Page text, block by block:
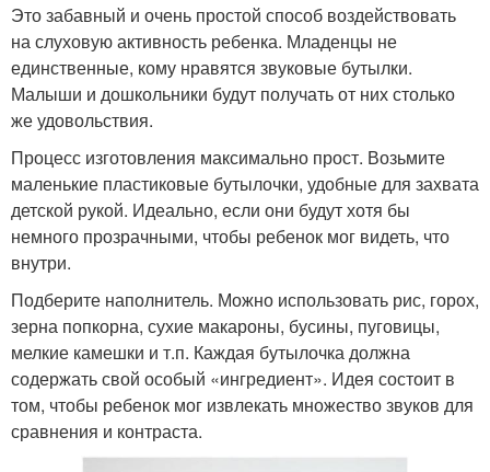
Это забавный и очень простой способ воздействовать
на слуховую активность ребенка. Младенцы не
единственные, кому нравятся звуковые бутылки.
Малыши и дошкольники будут получать от них столько
же удовольствия.
Процесс изготовления максимально прост. Возьмите
маленькие пластиковые бутылочки, удобные для захвата
детской рукой. Идеально, если они будут хотя бы
немного прозрачными, чтобы ребенок мог видеть, что
внутри.
Подберите наполнитель. Можно использовать рис, горох,
зерна попкорна, сухие макароны, бусины, пуговицы,
мелкие камешки и т.п. Каждая бутылочка должна
содержать свой особый «ингредиент». Идея состоит в
том, чтобы ребенок мог извлекать множество звуков для
сравнения и контраста.